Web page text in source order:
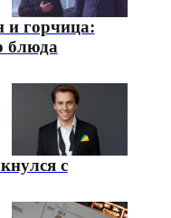
и горчица:
блюда
с